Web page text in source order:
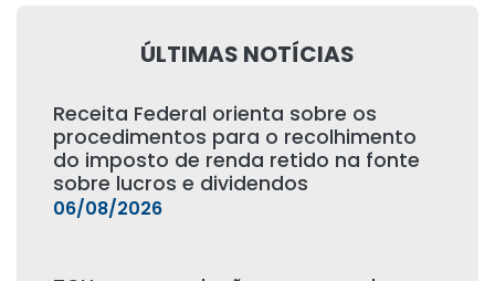
ÚLTIMAS NOTÍCIAS
Receita Federal orienta sobre os
procedimentos para o recolhimento
do imposto de renda retido na fonte
sobre lucros e dividendos
06/08/2026